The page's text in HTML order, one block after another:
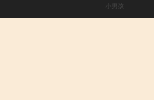
小男孩